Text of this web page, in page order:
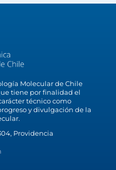
Molecular de Chile
tiene por finalidad el
técnico como
y divulgación de la
Providencia